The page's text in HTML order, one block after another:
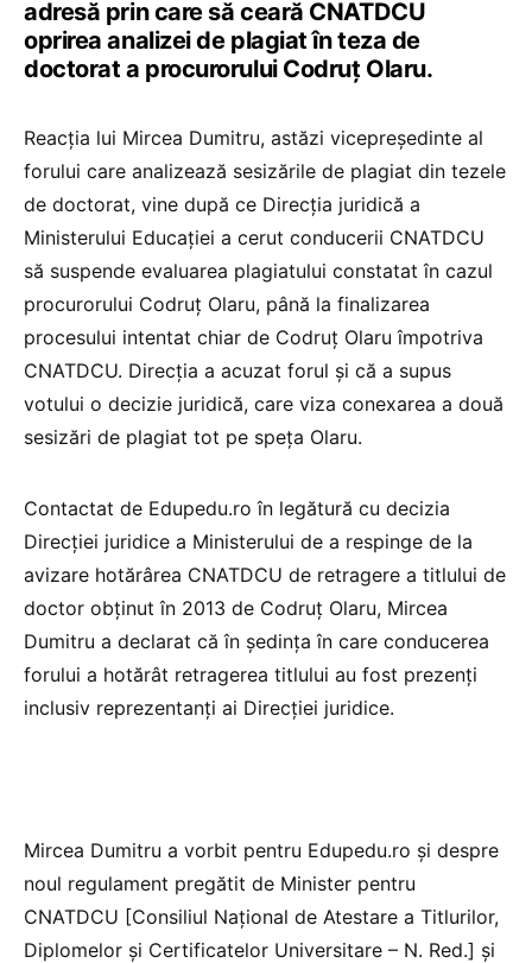
adresă prin care să ceară CNATDCU
oprirea analizei de plagiat în teza de
doctorat a procurorului Codruț Olaru.
Reacția lui Mircea Dumitru, astăzi vicepreședinte al
forului care analizează sesizările de plagiat din tezele
de doctorat, vine după ce Direcția juridică a
Ministerului Educației a cerut conducerii CNATDCU
să suspende evaluarea plagiatului constatat în cazul
procurorului Codruț Olaru, până la finalizarea
procesului intentat chiar de Codruț Olaru împotriva
CNATDCU. Direcția a acuzat forul și că a supus
votului o decizie juridică, care viza conexarea a două
sesizări de plagiat tot pe speța Olaru.
Contactat de Edupedu.ro în legătură cu decizia
Direcției juridice a Ministerului de a respinge de la
avizare hotărârea CNATDCU de retragere a titlului de
doctor obținut în 2013 de Codruț Olaru, Mircea
Dumitru a declarat că în ședința în care conducerea
forului a hotărât retragerea titlului au fost prezenți
inclusiv reprezentanți ai Direcției juridice.
Mircea Dumitru a vorbit pentru Edupedu.ro și despre
noul regulament pregătit de Minister pentru
CNATDCU [Consiliul Național de Atestare a Titlurilor,
Diplomelor și Certificatelor Universitare – N. Red.] și